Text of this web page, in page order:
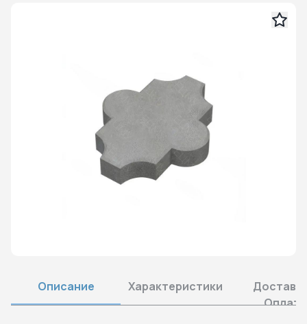
Описание Характеристики
Оплата